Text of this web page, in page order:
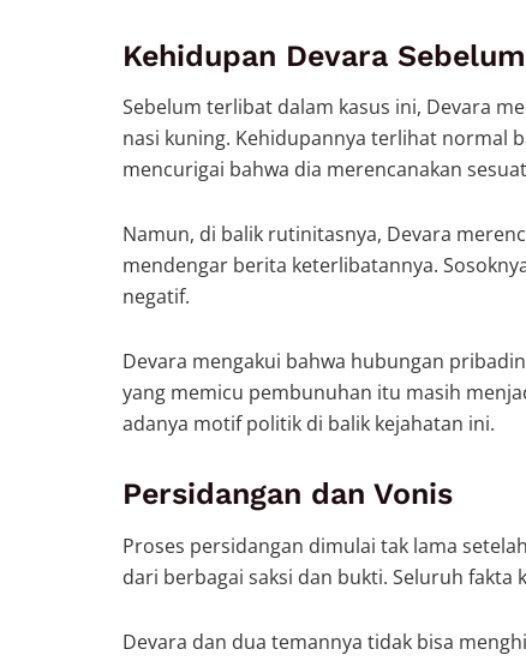
Kehidupan Devara
Sebelum terlibat dalam kasus ini, Devara
nasi kuning. Kehidupannya terlihat normal
mencurigai bahwa dia merencanakan
Namun, di balik rutinitasnya, Devara
mendengar berita keterlibatannya.
negatif.
Devara mengakui bahwa hubungan
yang memicu pembunuhan itu masih
adanya motif politik di balik kejahatan ini.
Persidangan dan Vonis
Proses persidangan dimulai tak lama
dari berbagai saksi dan bukti. Seluruh
Devara dan dua temannya tidak bisa